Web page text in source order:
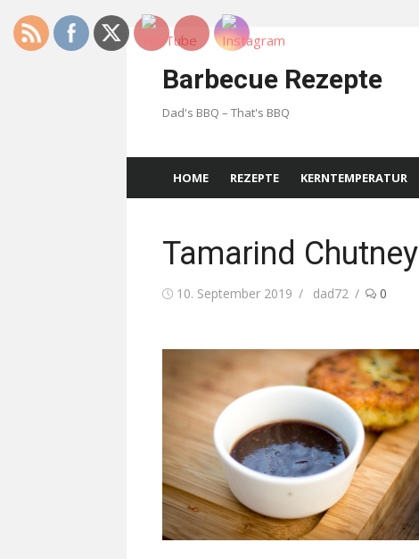
Skip
Barbecue Rezepte
Dad's BBQ – That's BBQ
HOME REZEPTE KERNTEMPERATUR
Tamarind Chutney
Posted
10. September 2019 Author
dad72 0